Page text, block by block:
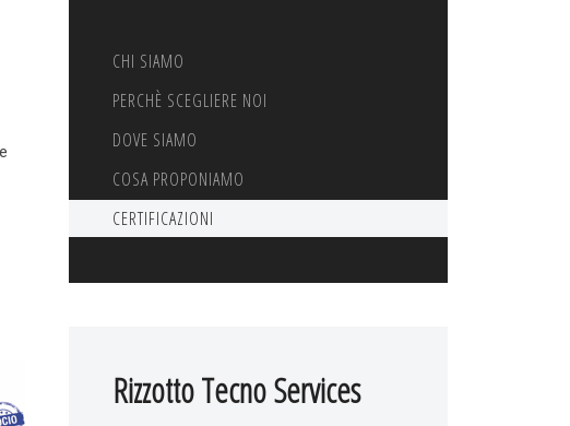
CHI SIAMO
PERCHÈ SCEGLIERE NOI
DOVE SIAMO
COSA PROPONIAMO
CERTIFICAZIONI
Rizzotto Tecno Services